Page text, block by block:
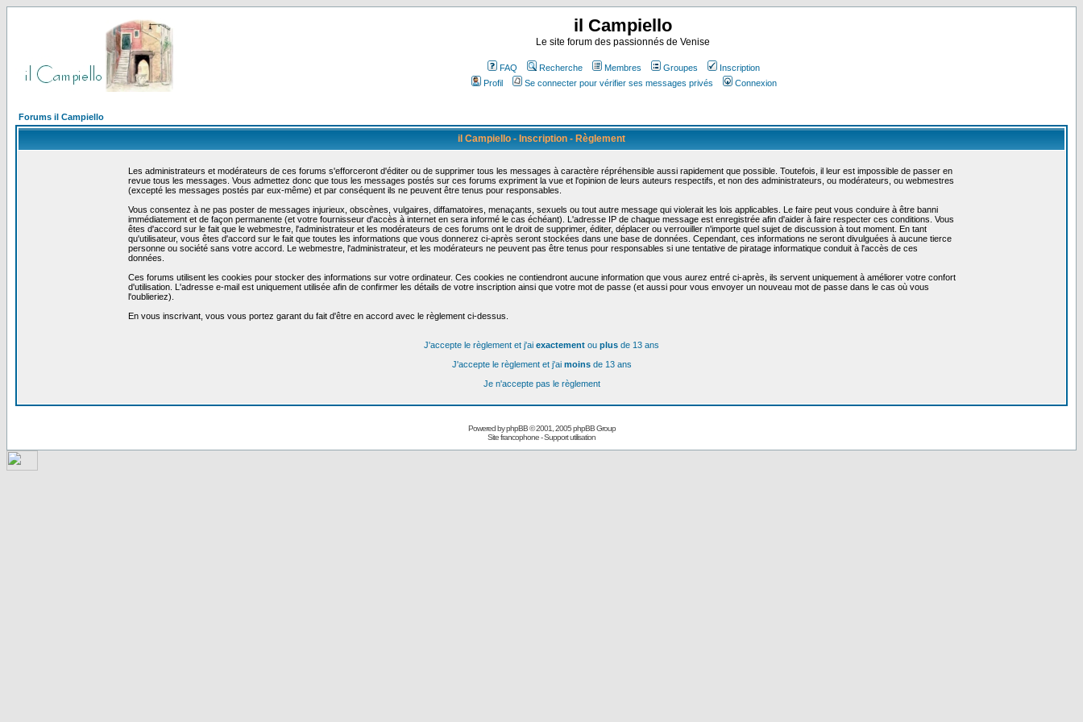
il Campiello
Le site forum des passionnés de Venise
FAQ Recherche Membres Groupes
Inscription
Profil
Se connecter pour vérifier ses messages privés Connexion
Forums il Campiello
il Campiello - Inscription - Règlement
Les administrateurs et modérateurs de ces forums s'efforceront d'éditer ou de supprimer tous les messages à caractère répréhensible aussi rapidement que possible. Toutefois, il leur est impossible de passer en
revue tous les messages. Vous admettez donc que tous les messages postés sur ces forums expriment la vue et l'opinion de leurs auteurs respectifs, et non des administrateurs, ou modérateurs, ou webmestres
(excepté les messages postés par eux-même) et par conséquent ils ne peuvent être tenus pour responsables.
Vous consentez à ne pas poster de messages injurieux, obscènes, vulgaires, diffamatoires, menaçants, sexuels ou tout autre message qui violerait les lois applicables. Le faire peut vous conduire à être banni
immédiatement et de façon permanente (et votre fournisseur d'accès à internet en sera informé le cas échéant). L'adresse IP de chaque message est enregistrée afin d'aider à faire respecter ces conditions. Vous
êtes d'accord sur le fait que le webmestre, l'administrateur et les modérateurs de ces forums ont le droit de supprimer, éditer, déplacer ou verrouiller n'importe quel sujet de discussion à tout moment. En tant
qu'utilisateur, vous êtes d'accord sur le fait que toutes les informations que vous donnerez ci-après seront stockées dans une base de données. Cependant, ces informations ne seront divulguées à aucune tierce
personne ou société sans votre accord. Le webmestre, l'administrateur, et les modérateurs ne peuvent pas être tenus pour responsables si une tentative de piratage informatique conduit à l'accès de ces
données.
Ces forums utilisent les cookies pour stocker des informations sur votre ordinateur. Ces cookies ne contiendront aucune information que vous aurez entré ci-après, ils servent uniquement à améliorer votre confort
d'utilisation. L'adresse e-mail est uniquement utilisée afin de confirmer les détails de votre inscription ainsi que votre mot de passe (et aussi pour vous envoyer un nouveau mot de passe dans le cas où vous
l'oublieriez).
En vous inscrivant, vous vous portez garant du fait d'être en accord avec le règlement ci-dessus.
J'accepte le règlement et j'ai exactement ou plus de 13 ans
J'accepte le règlement et j'ai moinsde 13 ans
Je n'accepte pas le règlement
Powered byphpBB© 2001, 2005 phpBB Group
Site francophone-Support utilisation